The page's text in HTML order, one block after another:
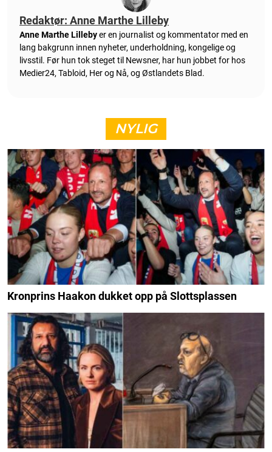
Redaktør: Anne Marthe Lilleby
Anne Marthe Lillebyer en journalist og kommentator med en
lang bakgrunn innen nyheter, underholdning, kongelige og
livsstil. Før hun tok steget til Newsner, har hun jobbet for hos
Medier24, Tabloid, Her og Nå, og Østlandets Blad.
NYLIG
Kronprins Haakon dukket opp på Slottsplassen